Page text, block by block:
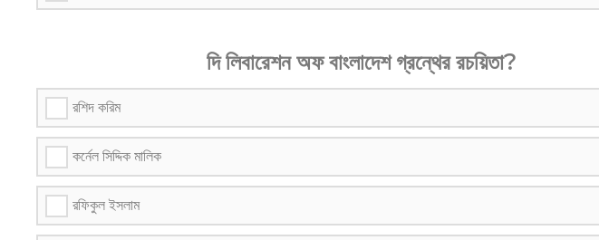
দি লিবারেশন অফ বাংলাদেশ গ্রন্থের রচয়িতা?
রশিদ করিম
কর্নেল সিদ্দিক মালিক
রফিকুল ইসলাম